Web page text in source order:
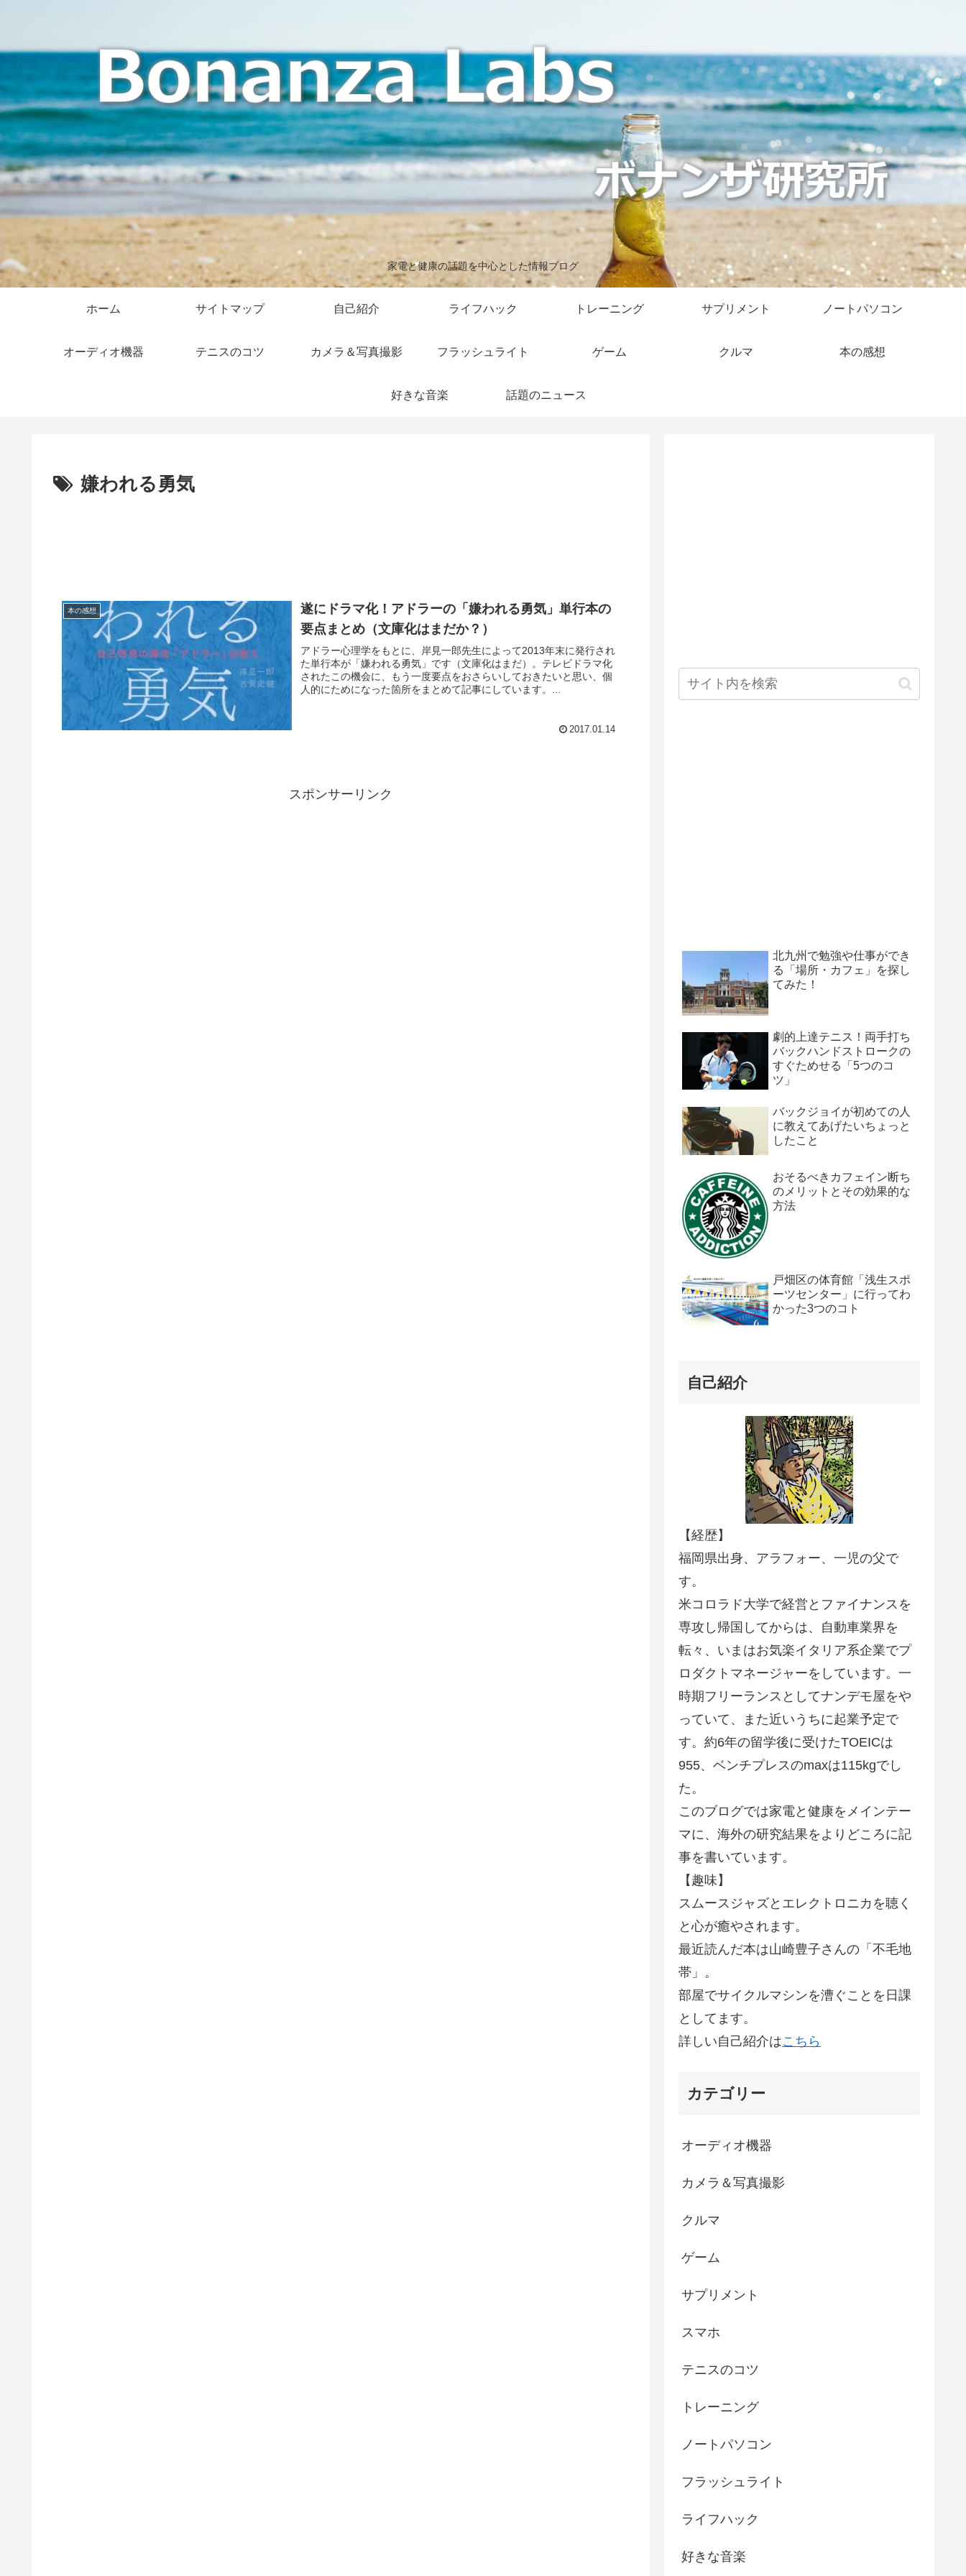
家電と健康の話題を中心とした情報ブログ
ホーム サイトマップ 自己紹介 ライフハック トレーニング サプリメント ノートパソコン
オーディオ機器 テニスのコツ カメラ＆写真撮影 フラッシュライト ゲーム クルマ 本の感想
好きな音楽 話題のニュース
嫌われる勇気
本の感想
遂にドラマ化！アドラーの「嫌われる勇気」単行本の
要点まとめ（文庫化はまだか？）
アドラー心理学をもとに、岸見一郎先生によって2013年末に発行され
た単行本が「嫌われる勇気」です（文庫化はまだ）。テレビドラマ化
されたこの機会に、もう一度要点をおさらいしておきたいと思い、個
人的にためになった箇所をまとめて記事にしています。...
2017.01.14
スポンサーリンク
北九州で勉強や仕事ができ
る「場所・カフェ」を探し
てみた！
劇的上達テニス！両手打ち
バックハンドストロークの
すぐためせる「5つのコ
ツ」
バックジョイが初めての人
に教えてあげたいちょっと
したこと
おそるべきカフェイン断ち
のメリットとその効果的な
方法
戸畑区の体育館「浅生スポ
ーツセンター」に行ってわ
かった3つのコト
自己紹介
【経歴】
福岡県出身、アラフォー、一児の父で
す。
米コロラド大学で経営とファイナンスを
専攻し帰国してからは、自動車業界を
転々、いまはお気楽イタリア系企業でプ
ロダクトマネージャーをしています。一
時期フリーランスとしてナンデモ屋をや
っていて、また近いうちに起業予定で
す。約6年の留学後に受けたTOEICは
955、ベンチプレスのmaxは115kgでし
た。
このブログでは家電と健康をメインテー
マに、海外の研究結果をよりどころに記
事を書いています。
【趣味】
スムースジャズとエレクトロニカを聴く
と心が癒やされます。
最近読んだ本は山崎豊子さんの「不毛地
帯」。
部屋でサイクルマシンを漕ぐことを日課
としてます。
詳しい自己紹介はこちら
カテゴリー
オーディオ機器
カメラ＆写真撮影
クルマ
ゲーム
サプリメント
スマホ
テニスのコツ
トレーニング
ノートパソコン
フラッシュライト
ライフハック
好きな音楽